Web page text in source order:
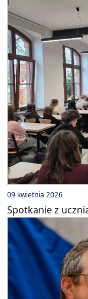
09 kwietnia 2026
Spotkanie z